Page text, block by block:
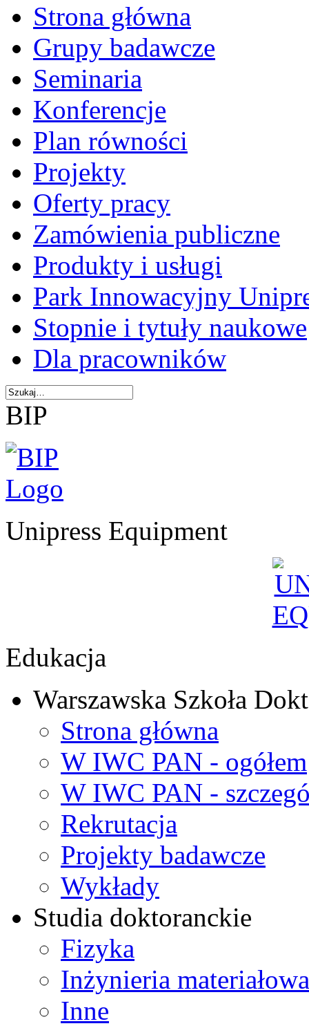
Strona główna
Grupy badawcze
Seminaria
Konferencje
Plan równości
Projekty
Oferty pracy
Zamówienia publiczne
Produkty i usługi
Park Innowacyjny
Stopnie i tytuły naukowe
Dla pracowników
BIP
Unipress Equipment
Edukacja
Warszawska Szkoła
Strona główna
W IWC PAN - ogółem
W IWC PAN -
Rekrutacja
Projekty badawcze
Wykłady
Studia doktoranckie
Fizyka
Inżynieria materiałowa
Inne